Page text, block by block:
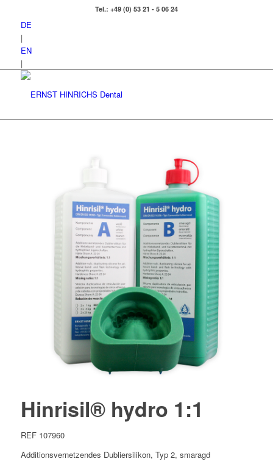
Tel.: +49 (0) 53 21 - 5 06 24
DE
|
EN
|
Hinrisil® hydro 1:1
REF 107960
Additionsvernetzendes Dubliersilikon, Typ 2, smaragd